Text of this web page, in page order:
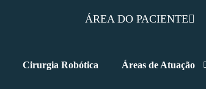
ÁREA DO PACIENTE
Cirurgia Robótica Áreas de Atuação